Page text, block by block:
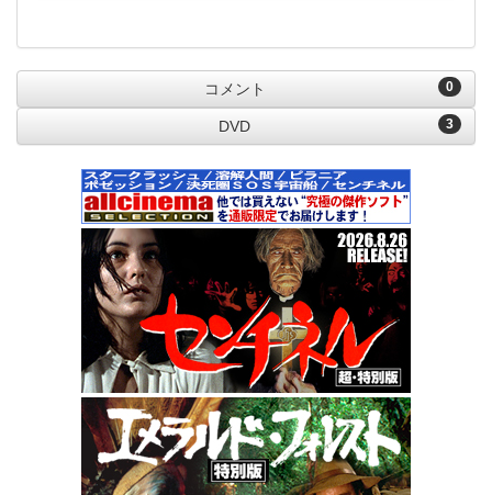
0
コメント
3
DVD